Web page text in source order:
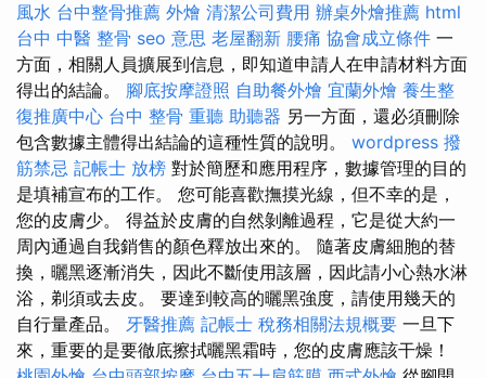
風水 台中整骨推薦 外燴 清潔公司費用 辦桌外燴推薦 html
台中 中醫 整骨 seo 意思 老屋翻新 腰痛 協會成立條件 一
方面，相關人員擴展到信息，即知道申請人在申請材料方面
得出的結論。 腳底按摩證照 自助餐外燴 宜蘭外燴 養生整
復推廣中心 台中 整骨 重聽 助聽器 另一方面，還必須刪除
包含數據主體得出結論的這種性質的說明。 wordpress 撥
筋禁忌 記帳士 放榜 對於簡歷和應用程序，數據管理的目的
是填補宣布的工作。 您可能喜歡撫摸光線，但不幸的是，
您的皮膚少。 得益於皮膚的自然剝離過程，它是從大約一
周內通過自我銷售的顏色釋放出來的。 隨著皮膚細胞的替
換，曬黑逐漸消失，因此不斷使用該層，因此請小心熱水淋
浴，剃須或去皮。 要達到較高的曬黑強度，請使用幾天的
自行量產品。 牙醫推薦 記帳士 稅務相關法規概要 一旦下
來，重要的是要徹底擦拭曬黑霜時，您的皮膚應該干燥！